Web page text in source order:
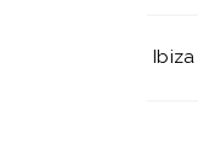
Ibiza